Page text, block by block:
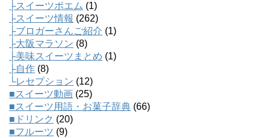
├スイーツポエム (1)
├スイーツ情報 (262)
├ブロガーさんご紹介 (1)
├大阪マラソン (8)
├美味スイーツまとめ (1)
├自作 (8)
└レセプション (12)
■スイーツ動画 (25)
■スイーツ用語・お菓子辞典 (66)
■ドリンク (20)
■フルーツ (9)